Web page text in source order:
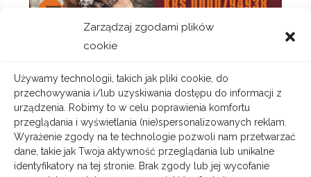
Zarządzaj zgodami plików
cookie
Używamy technologii, takich jak pliki cookie, do
przechowywania i/lub uzyskiwania dostępu do informacji z
urządzenia. Robimy to w celu poprawienia komfortu
przeglądania i wyświetlania (nie)spersonalizowanych reklam.
Wyrażenie zgody na te technologie pozwoli nam przetwarzać
dane, takie jak Twoja aktywność przeglądania lub unikalne
identyfikatory na tej stronie. Brak zgody lub jej wycofanie
← Previous
Wpis
Next Wpis